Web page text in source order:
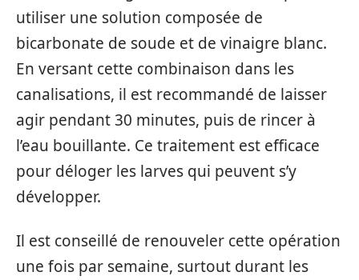
utiliser une solution composée de
bicarbonate de soude et de vinaigre blanc.
En versant cette combinaison dans les
canalisations, il est recommandé de laisser
agir pendant 30 minutes, puis de rincer à
l’eau bouillante. Ce traitement est efficace
pour déloger les larves qui peuvent s’y
développer.
Il est conseillé de renouveler cette opération
une fois par semaine, surtout durant les